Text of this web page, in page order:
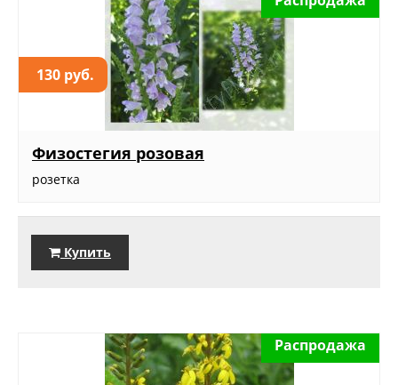
130 руб.
Физостегия розовая
розетка
Купить
Распродажа